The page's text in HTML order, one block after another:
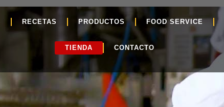
RECETAS PRODUCTOS FOOD SERVICE
TIENDA CONTACTO